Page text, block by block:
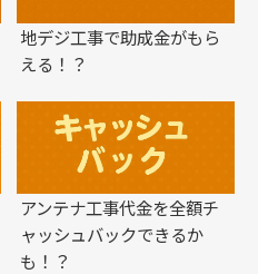
地デジ工事で助成金がもら
える！？
アンテナ工事代金を全額チ
ャッシュバックできるか
も！？